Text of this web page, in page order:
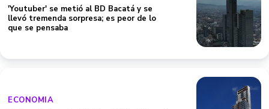
'Youtuber' se metió al BD Bacatá y se
llevó tremenda sorpresa; es peor de lo
que se pensaba
ECONOMIA